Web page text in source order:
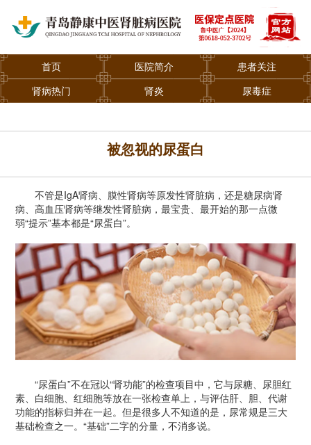
首页 医院简介
患者关注
肾病热门
肾炎 尿毒症
被忽视的尿蛋白
不管是IgA肾病、膜性肾病等原发性肾脏病，还是糖尿病肾
病、高血压肾病等继发性肾脏病，最宝贵、最开始的那一点微
弱“提示”基本都是“尿蛋白”。
“尿蛋白”不在冠以“肾功能”的检查项目中，它与尿糖、尿胆红
素、白细胞、红细胞等放在一张检查单上，与评估肝、胆、代谢
功能的指标归并在一起。但是很多人不知道的是，尿常规是三大
基础检查之一。“基础”二字的分量，不消多说。